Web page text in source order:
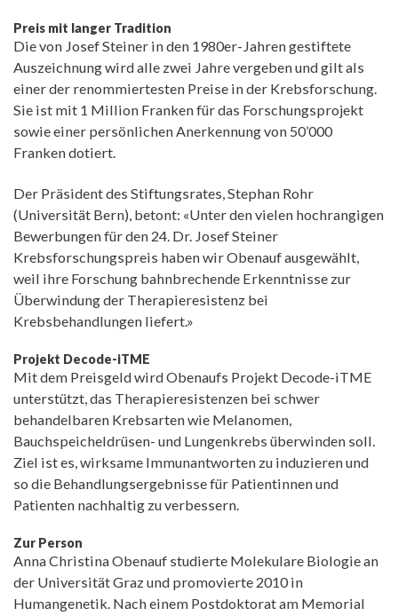
Preis mit langer Tradition
Die von Josef Steiner in den 1980er-Jahren gestiftete
Auszeichnung wird alle zwei Jahre vergeben und gilt als
einer der renommiertesten Preise in der Krebsforschung.
Sie ist mit 1 Million Franken für das Forschungsprojekt
sowie einer persönlichen Anerkennung von 50’000
Franken dotiert.
Der Präsident des Stiftungsrates, Stephan Rohr
(Universität Bern), betont: «Unter den vielen hochrangigen
Bewerbungen für den 24. Dr. Josef Steiner
Krebsforschungspreis haben wir Obenauf ausgewählt,
weil ihre Forschung bahnbrechende Erkenntnisse zur
Überwindung der Therapieresistenz bei
Krebsbehandlungen liefert.»
Projekt Decode-iTME
Mit dem Preisgeld wird Obenaufs Projekt Decode-iTME
unterstützt, das Therapieresistenzen bei schwer
behandelbaren Krebsarten wie Melanomen,
Bauchspeicheldrüsen- und Lungenkrebs überwinden soll.
Ziel ist es, wirksame Immunantworten zu induzieren und
so die Behandlungsergebnisse für Patientinnen und
Patienten nachhaltig zu verbessern.
Zur Person
Anna Christina Obenauf studierte Molekulare Biologie an
der Universität Graz und promovierte 2010 in
Humangenetik. Nach einem Postdoktorat am Memorial